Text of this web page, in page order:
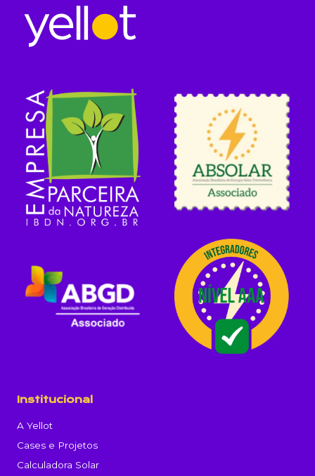
Institucional
A Yellot
Cases e Projetos
Calculadora Solar